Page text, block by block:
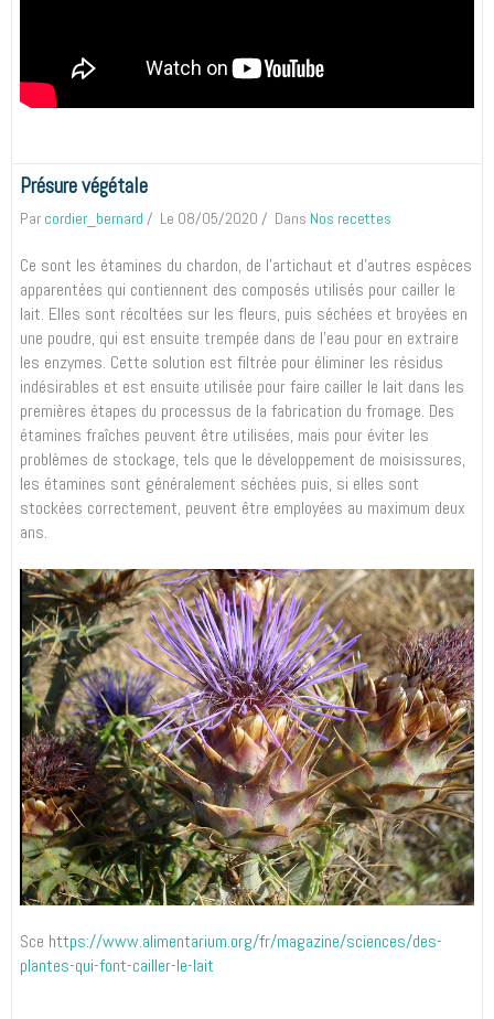
Présure végétale
Par cordier_bernard Le 08/05/2020 Dans Nos recettes
Ce sont les étamines du chardon, de l’artichaut et d'autres espèces
apparentées qui contiennent des composés utilisés pour cailler le
lait. Elles sont récoltées sur les fleurs, puis séchées et broyées en
une poudre, qui est ensuite trempée dans de l'eau pour en extraire
les enzymes. Cette solution est filtrée pour éliminer les résidus
indésirables et est ensuite utilisée pour faire cailler le lait dans les
premières étapes du processus de la fabrication du fromage. Des
étamines fraîches peuvent être utilisées, mais pour éviter les
problèmes de stockage, tels que le développement de moisissures,
les étamines sont généralement séchées puis, si elles sont
stockées correctement, peuvent être employées au maximum deux
ans.
Sce https://www.alimentarium.org/fr/magazine/sciences/des-
plantes-qui-font-cailler-le-lait